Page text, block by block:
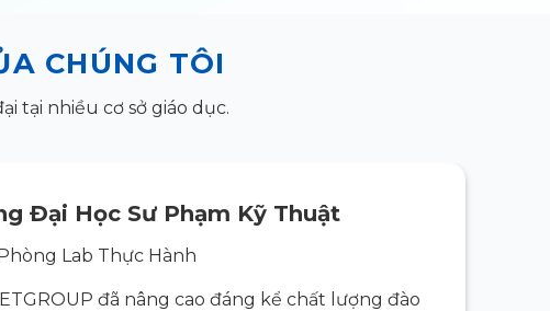
CHÚNG TÔI
tại nhiều cơ sở giáo dục.
Đại Học Sư Phạm Kỹ Thuật
Lab Thực Hành
đã nâng cao đáng kể chất lượng đào